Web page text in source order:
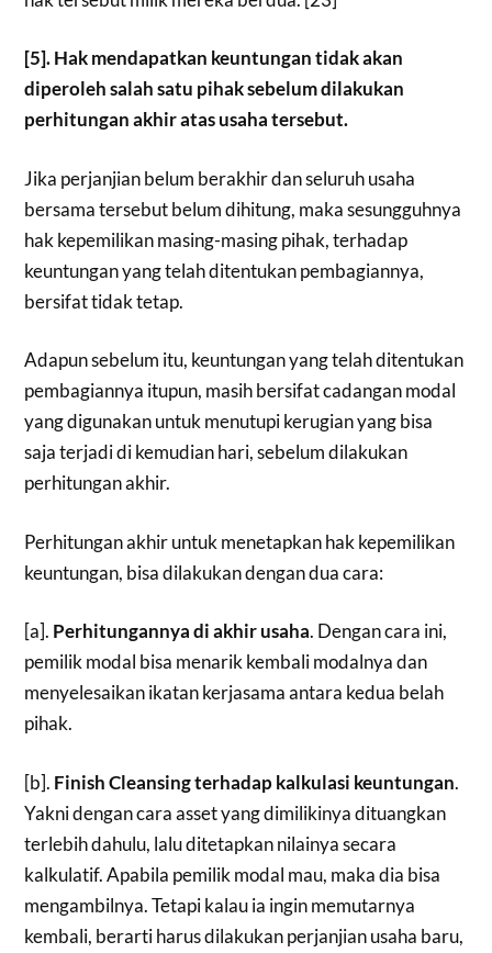
[5]. Hak mendapatkan keuntungan tidak akan
diperoleh salah satu pihak sebelum dilakukan
perhitungan akhir atas usaha tersebut.
Jika perjanjian belum berakhir dan seluruh usaha
bersama tersebut belum dihitung, maka sesungguhnya
hak kepemilikan masing-masing pihak, terhadap
keuntungan yang telah ditentukan pembagiannya,
bersifat tidak tetap.
Adapun sebelum itu, keuntungan yang telah ditentukan
pembagiannya itupun, masih bersifat cadangan modal
yang digunakan untuk menutupi kerugian yang bisa
saja terjadi di kemudian hari, sebelum dilakukan
perhitungan akhir.
Perhitungan akhir untuk menetapkan hak kepemilikan
keuntungan, bisa dilakukan dengan dua cara:
[a]. Perhitungannya di akhir usaha. Dengan cara ini,
pemilik modal bisa menarik kembali modalnya dan
menyelesaikan ikatan kerjasama antara kedua belah
pihak.
[b]. Finish Cleansing terhadap kalkulasi keuntungan.
Yakni dengan cara asset yang dimilikinya dituangkan
terlebih dahulu, lalu ditetapkan nilainya secara
kalkulatif. Apabila pemilik modal mau, maka dia bisa
mengambilnya. Tetapi kalau ia ingin memutarnya
kembali, berarti harus dilakukan perjanjian usaha baru,